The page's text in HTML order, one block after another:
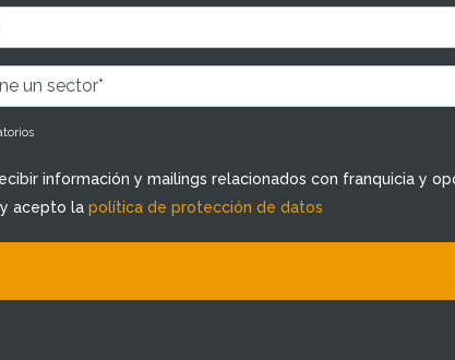
información y mailings relacionados con franquicia y
acepto la política de protección de datos